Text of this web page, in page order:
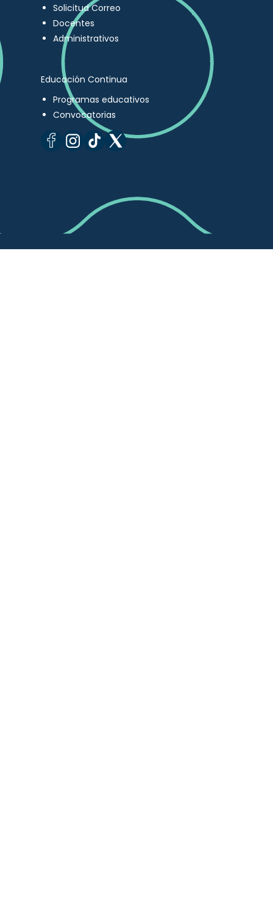
Solicitud Correo
Docentes
Administrativos
Educación Continua
Programas educativos
Convocatorias